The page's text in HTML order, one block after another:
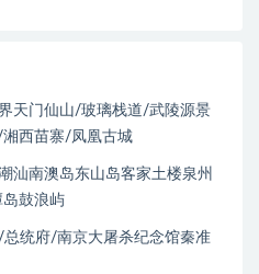
天门仙山/玻璃栈道/武陵源景
西苗寨/凤凰古城
汕南澳岛东山岛客家土楼泉州
鼓浪屿
统府/南京大屠杀纪念馆秦准